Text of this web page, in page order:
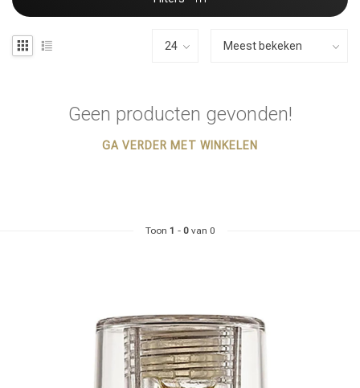
Geen producten gevonden!
GA VERDER MET WINKELEN
Toon 1 - 0van 0